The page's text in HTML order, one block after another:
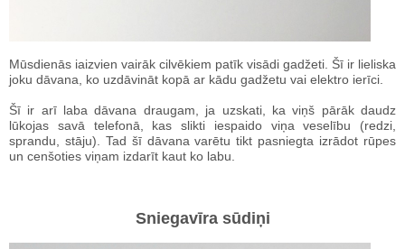
Mūsdienās iaizvien vairāk cilvēkiem patīk visādi gadžeti. Šī ir lieliska
joku dāvana, ko uzdāvināt kopā ar kādu gadžetu vai elektro ierīci.
Šī ir arī laba dāvana draugam, ja uzskati, ka viņš pārāk daudz
lūkojas savā telefonā, kas slikti iespaido viņa veselību (redzi,
sprandu, stāju). Tad šī dāvana varētu tikt pasniegta izrādot rūpes
un cenšoties viņam izdarīt kaut ko labu.
Sniegavīra sūdiņi